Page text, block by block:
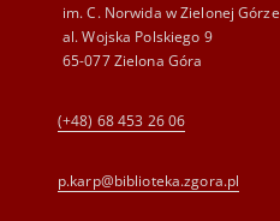
im. C. Norwida w Zielonej Górze
al. Wojska Polskiego 9
65-077 Zielona Góra
(+48) 68 453 26 06
p.karp@biblioteka.zgora.pl